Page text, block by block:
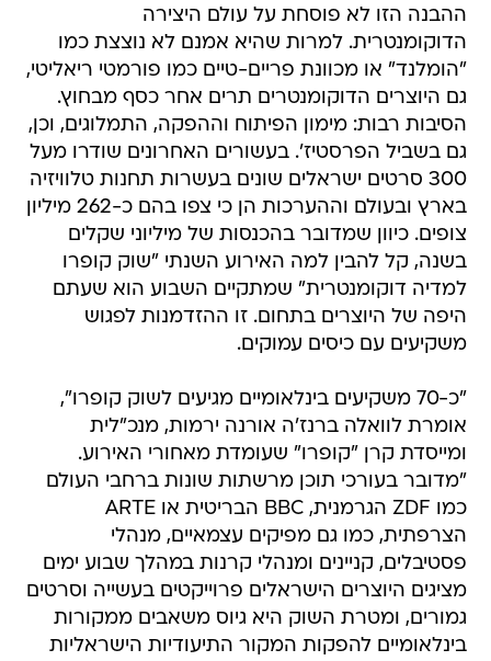
ההבנה הזו לא פוסחת על עולם היצירה
הדוקומנטרית. למרות שהיא אמנם לא נוצצת כמו
"הומלנד" או מכוונת פריים-טיים כמו פורמטי ריאליטי,
גם היוצרים הדוקומנטרים תרים אחר כסף מבחוץ.
הסיבות רבות: מימון הפיתוח וההפקה, התמלוגים, וכן,
גם בשביל הפרסטיז'. בעשורים האחרונים שודרו מעל
300 סרטים ישראלים שונים בעשרות תחנות טלוויזיה
בארץ ובעולם וההערכות הן כי צפו בהם כ-262 מיליון
צופים. כיוון שמדובר בהכנסות של מיליוני שקלים
בשנה, קל להבין למה האירוע השנתי "שוק קופרו
למדיה דוקומנטרית" שמתקיים השבוע הוא שעתם
היפה של היוצרים בתחום. זו ההזדמנות לפגוש
משקיעים עם כיסים עמוקים.
"כ-70 משקיעים בינלאומיים מגיעים לשוק קופרו",
אומרת לוואלה ברנז'ה אורנה ירמות, מנכ"לית
ומייסדת קרן "קופרו" שעומדת מאחורי האירוע.
"מדובר בעורכי תוכן מרשתות שונות ברחבי העולם
כמו ZDF הגרמנית, BBC הבריטית או ARTE
הצרפתית, כמו גם מפיקים עצמאיים, מנהלי
פסטיבלים, קניינים ומנהלי קרנות במהלך שבוע ימים
מציגים היוצרים הישראלים פרוייקטים בעשייה וסרטים
גמורים, ומטרת השוק היא גיוס משאבים ממקורות
בינלאומיים להפקות המקור התיעודיות הישראליות